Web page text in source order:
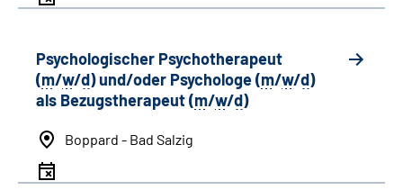
Psychologischer Psychotherapeut
(m/w/d) und/oder Psychologe (m/w/d)
als Bezugstherapeut (m/w/d)
Boppard - Bad Salzig